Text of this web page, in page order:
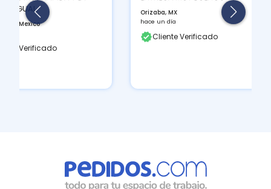
Cliente Verificado
TINTAS
BUEN